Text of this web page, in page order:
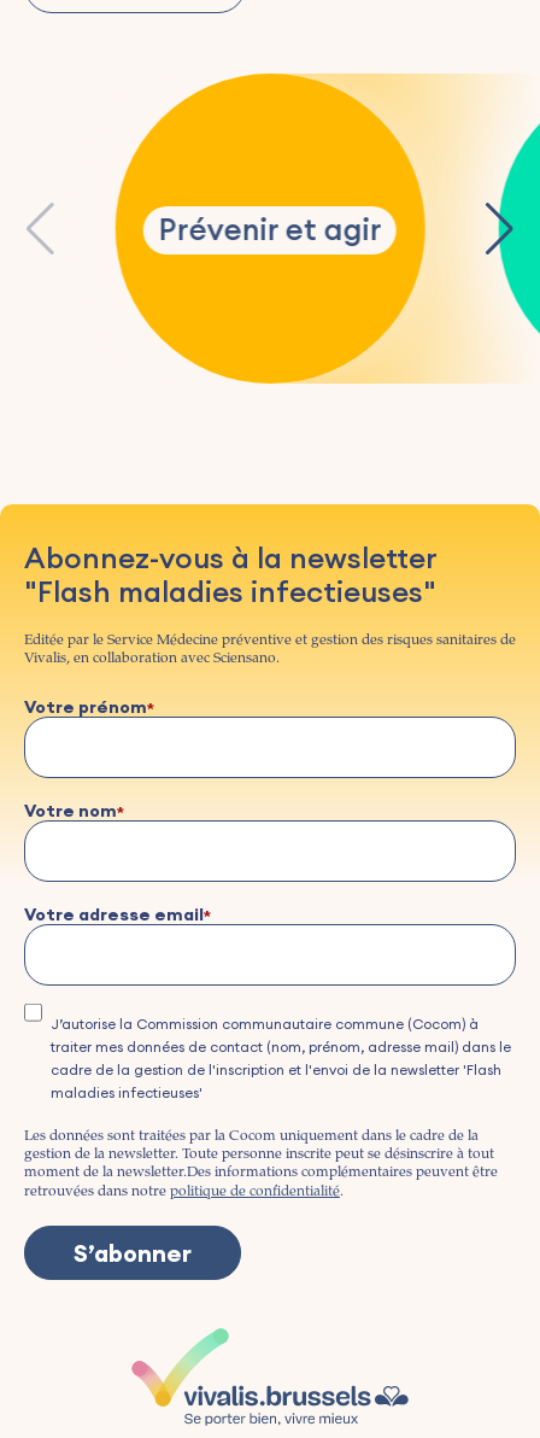
Prévenir et agir
Abonnez-vous à la newsletter
"Flash maladies infectieuses"
Editée par le Service Médecine préventive et gestion des risques sanitaires de
Vivalis, en collaboration avec Sciensano.
Votre prénom
Votre nom
Votre adresse email
J’autorise la Commission communautaire commune (Cocom) à
traiter mes données de contact (nom, prénom, adresse mail) dans le
cadre de la gestion de l'inscription et l'envoi de la newsletter 'Flash
maladies infectieuses'
Les données sont traitées par la Cocom uniquement dans le cadre de la
gestion de la newsletter. Toute personne inscrite peut se désinscrire à tout
moment de la newsletter.Des informations complémentaires peuvent être
retrouvées dans notre politique de confidentialité.